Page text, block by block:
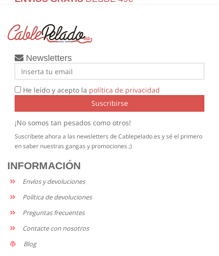
Newsletters
He leído y acepto la política de privacidad
Suscribirse
¡No somos tan pesados como otros!
Suscribete ahora a las newsletters de Cablepelado.es y sé el primero
en saber nuestras gangas y promociones ;)
INFORMACIÓN
Envíos y devoluciones
Política de devoluciones
Preguntas frecuentes
Contacte con nosotros
Blog